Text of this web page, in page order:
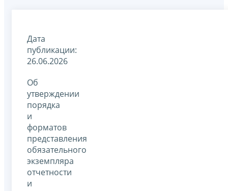
Дата
публикации:
26.06.2026
Об
утверждении
порядка
и
форматов
представления
обязательного
экземпляра
отчетности
и